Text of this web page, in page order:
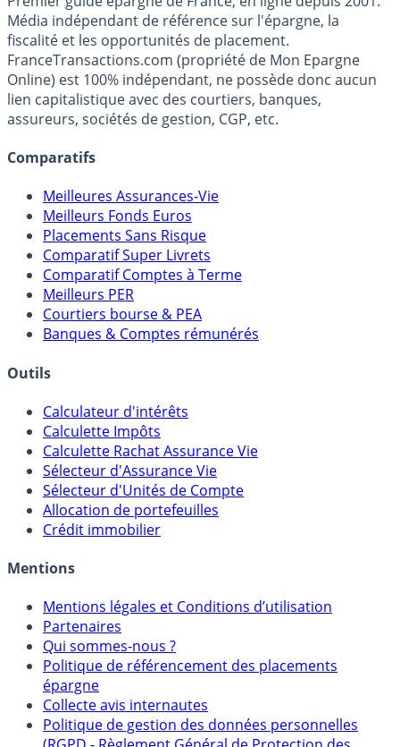
Média indépendant de référence sur l'épargne, la
fiscalité et les opportunités de placement.
FranceTransactions.com (propriété de Mon Epargne
Online) est 100% indépendant, ne possède donc aucun
lien capitalistique avec des courtiers, banques,
assureurs, sociétés de gestion, CGP, etc.
Comparatifs
Meilleures Assurances-Vie
Meilleurs Fonds Euros
Placements Sans Risque
Comparatif Super Livrets
Comparatif Comptes à Terme
Meilleurs PER
Courtiers bourse & PEA
Banques & Comptes rémunérés
Outils
Calculateur d'intérêts
Calculette Impôts
Calculette Rachat Assurance Vie
Sélecteur d'Assurance Vie
Sélecteur d'Unités de Compte
Allocation de portefeuilles
Crédit immobilier
Mentions
Mentions légales et Conditions d’utilisation
Partenaires
Qui sommes-nous ?
Politique de référencement des placements
épargne
Collecte avis internautes
Politique de gestion des données personnelles